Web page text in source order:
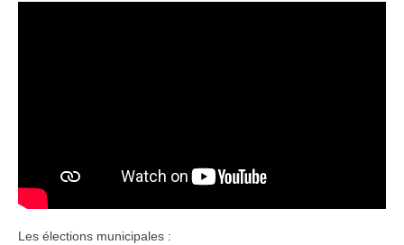
Les élections municipales :